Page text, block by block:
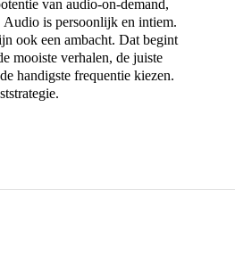
van audio-on-demand,
Audio is persoonlijk en intiem.
ook een ambacht. Dat begint
mooiste verhalen, de juiste
handigste frequentie kiezen.